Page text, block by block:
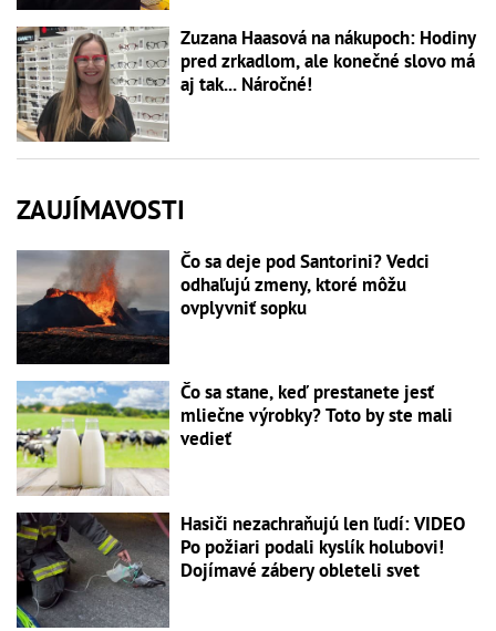
Zuzana Haasová na nákupoch: Hodiny
pred zrkadlom, ale konečné slovo má
aj tak... Náročné!
ZAUJÍMAVOSTI
Čo sa deje pod Santorini? Vedci
odhaľujú zmeny, ktoré môžu
ovplyvniť sopku
Čo sa stane, keď prestanete jesť
mliečne výrobky? Toto by ste mali
vedieť
Hasiči nezachraňujú len ľudí: VIDEO
Po požiari podali kyslík holubovi!
Dojímavé zábery obleteli svet